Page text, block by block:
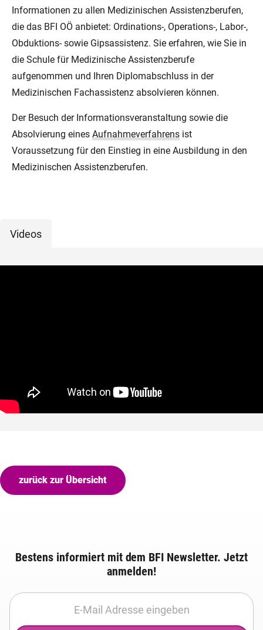
Informationen zu allen Medizinischen Assistenzberufen,
die das BFI OÖ anbietet: Ordinations-, Operations-, Labor-,
Obduktions- sowie Gipsassistenz. Sie erfahren, wie Sie in
die Schule für Medizinische Assistenzberufe
aufgenommen und Ihren Diplomabschluss in der
Medizinischen Fachassistenz absolvieren können.
Der Besuch der Informationsveranstaltung sowie die
Absolvierung eines Aufnahmeverfahrens ist
Voraussetzung für den Einstieg in eine Ausbildung in den
Medizinischen Assistenzberufen.
Videos
zurück zur Übersicht
Bestens informiert mit dem BFI Newsletter. Jetzt
anmelden!